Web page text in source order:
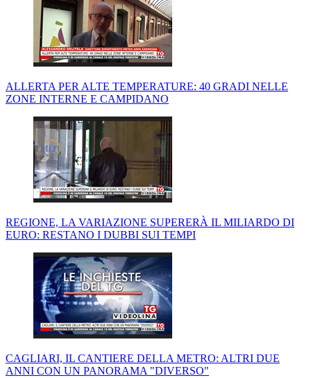
ALLERTA PER ALTE TEMPERATURE: 40 GRADI NELLE
ZONE INTERNE E CAMPIDANO
REGIONE, LA VARIAZIONE SUPERERÀ IL MILIARDO DI
EURO: RESTANO I DUBBI SUI TEMPI
CAGLIARI, IL CANTIERE DELLA METRO: ALTRI DUE
ANNI CON UN PANORAMA "DIVERSO"